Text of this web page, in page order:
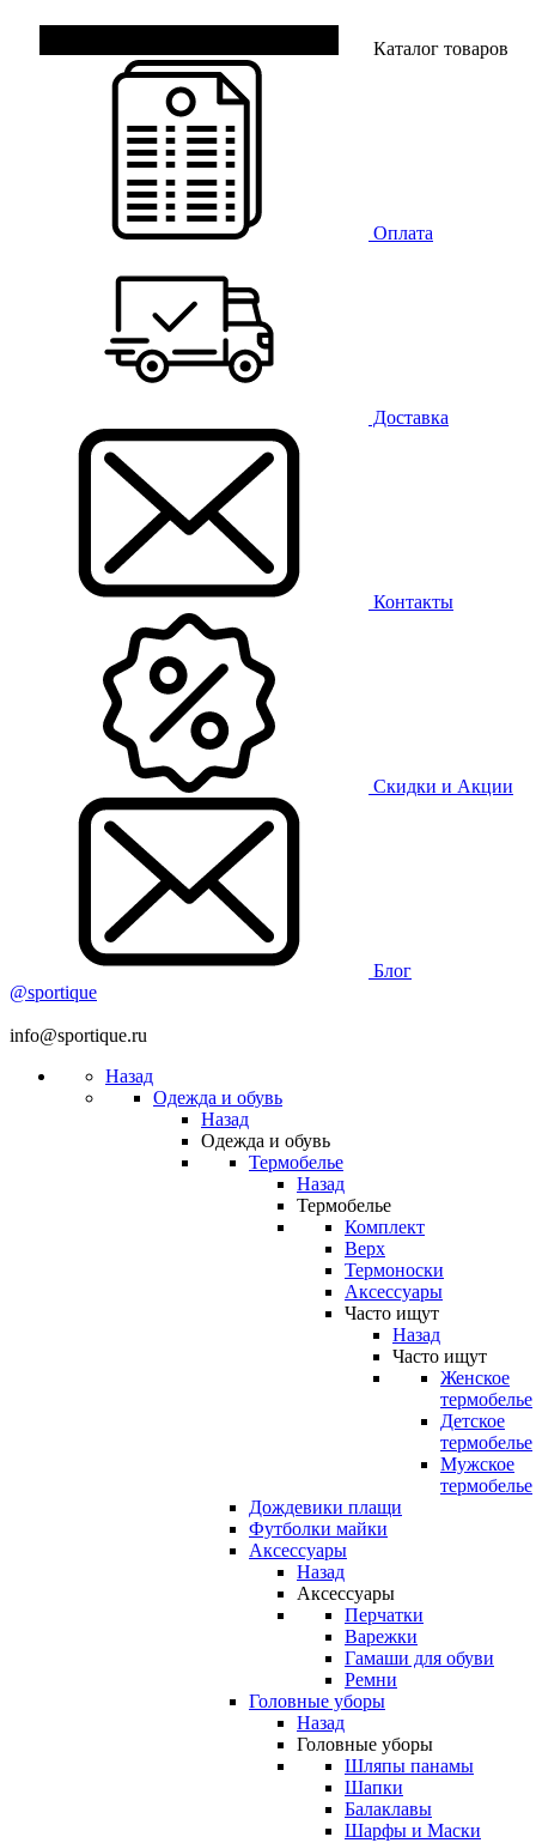
Каталог товаров
Оплата
Доставка
Контакты
Скидки и Акции
Блог
@sportique
info@sportique.ru
Назад
Одежда и обувь
Назад
Одежда и обувь
Термобелье
Назад
Термобелье
Комплект
Верх
Термоноски
Аксессуары
Часто ищут
Назад
Часто ищут
Женское
термобелье
Детское
термобелье
Мужское
термобелье
Дождевики плащи
Футболки майки
Аксессуары
Назад
Аксессуары
Перчатки
Варежки
Гамаши для обуви
Ремни
Головные уборы
Назад
Головные уборы
Шляпы панамы
Шапки
Балаклавы
Шарфы и Маски